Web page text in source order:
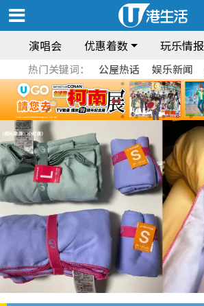
演唱会 优惠着数 玩乐情报
热门关键词： 公屋热话 娱乐新闻